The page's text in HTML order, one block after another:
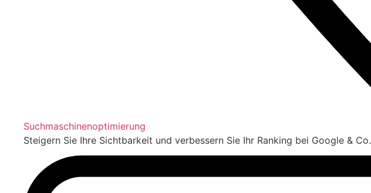
Suchmaschinenoptimierung
Steigern Sie Ihre Sichtbarkeit und verbessern Sie Ihr Ranking bei Google & Co.